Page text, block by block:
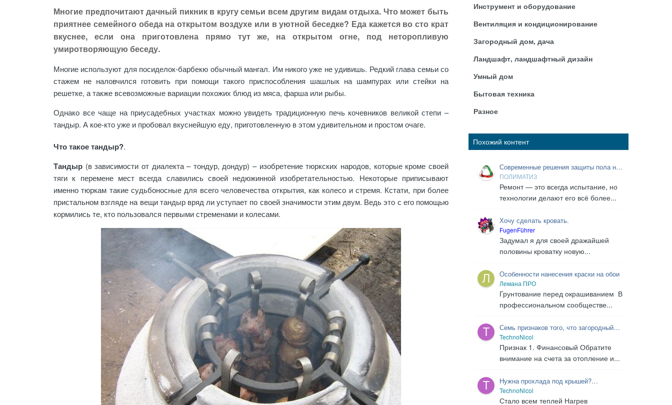
Многие предпочитают дачный пикник в кругу семьи всем другим видам отдыха. Что может быть
приятнее семейного обеда на открытом воздухе или в уютной беседке? Еда кажется во сто крат
вкуснее, если она приготовлена прямо тут же, на открытом огне, под неторопливую
умиротворяющую беседу.
Многие используют для посиделок-барбекю обычный мангал. Им никого уже не удивишь. Редкий глава семьи со
стажем не наловчился готовить при помощи такого приспособления шашлык на шампурах или стейки на
решетке, а также всевозможные вариации похожих блюд из мяса, фарша или рыбы.
Однако все чаще на приусадебных участках можно увидеть традиционную печь кочевников великой степи –
тандыр. А кое-кто уже и пробовал вкуснейшую еду, приготовленную в этом удивительном и простом очаге.
Что такое тандыр?.
Тандыр (в зависимости от диалекта – тондур, дондур) – изобретение тюркских народов, которые кроме своей
тяги к перемене мест всегда славились своей недюжинной изобретательностью. Некоторые приписывают
именно тюркам такие судьбоносные для всего человечества открытия, как колесо и стремя. Кстати, при более
пристальном взгляде на вещи тандыр вряд ли уступает по своей значимости этим двум. Ведь это с его помощью
кормились те, кто пользовался первыми стременами и колесами.
Инструмент и оборудование
Вентиляция и кондиционирование
Загородный дом, дача
Ландшафт, ландшафтный дизайн
Умный дом
Бытовая техника
Разное
Похожий контент
Современные решения защиты пола на
время ремонта
ПОЛИМАТИЗ
Ремонт — это всегда испытание, но
технологии делают его всё более...
Хочу сделать кровать.
FugenFührer
Задумал я для своей дражайшей
половины кроватку новую...
Особенности нанесения краски на обои
Лемана ПРО
Грунтование перед окрашиванием В
профессиональном сообществе...
Семь признаков того, что загородный
дом пора утеплять
TechnoNicol
Признак 1. Финансовый Обратите
внимание на счета за отопление и...
Нужна прохлада под крышей?
Утепляйте!
TechnoNicol
Стало всем теплей Нагрев